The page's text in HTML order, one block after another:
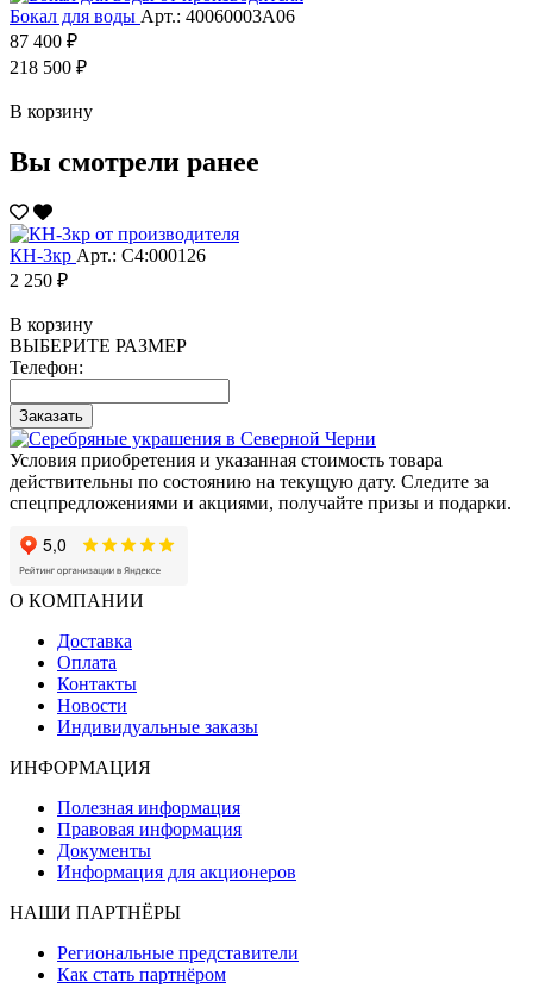
Бокал для воды Арт.: 40060003А06
87 400 ₽
218 500 ₽
В корзину
Вы смотрели ранее
КН-3кр Арт.: С4:000126
2 250 ₽
В корзину
ВЫБЕРИТЕ РАЗМЕР
Телефон:
Заказать
Условия приобретения и указанная стоимость товара
действительны по состоянию на текущую дату. Следите за
спецпредложениями и акциями, получайте призы и подарки.
О КОМПАНИИ
Доставка
Оплата
Контакты
Новости
Индивидуальные заказы
ИНФОРМАЦИЯ
Полезная информация
Правовая информация
Документы
Информация для акционеров
НАШИ ПАРТНЁРЫ
Региональные представители
Как стать партнёром